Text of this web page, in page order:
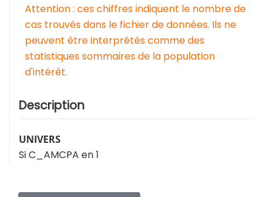
Attention : ces chiffres indiquent le nombre de
cas trouvés dans le fichier de données. Ils ne
peuvent être interprétés comme des
statistiques sommaires de la population
d'intérêt.
Description
UNIVERS
Si C_AMCPA en 1